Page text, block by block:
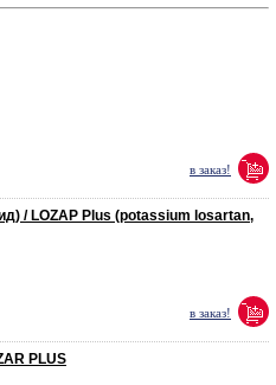
в заказ!
/ LOZAP Plus (potassium losartan,
в заказ!
PLUS